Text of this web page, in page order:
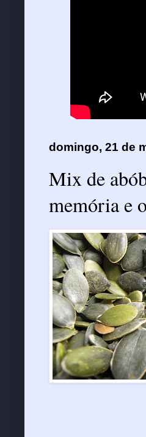
domingo, 21 de
Mix de
memória e